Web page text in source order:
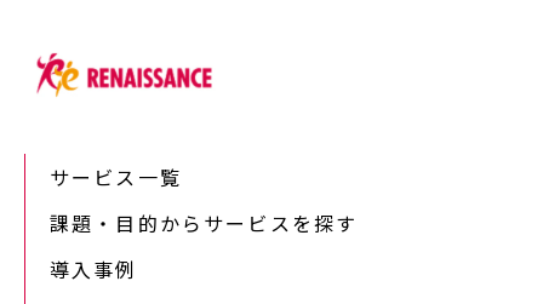
サービス一覧
課題・目的からサービスを探す
導入事例